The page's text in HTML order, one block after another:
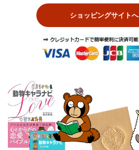
ショッピングサイトへ